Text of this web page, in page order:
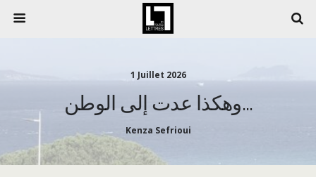
1 Juillet 2026
وهكذا عدت إلى الوطن…
Kenza Sefrioui